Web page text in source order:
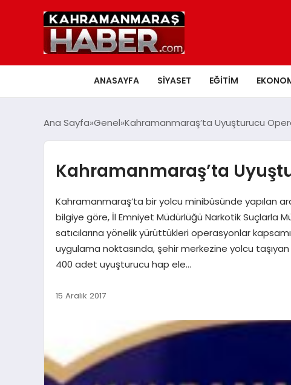
ANASAYFA SIYASET EĞITIM
Ana Sayfa Genel Kahramanmaraş’ta Uyuşturucu
Kahramanmaraş’ta
Kahramanmaraş’ta bir yolcu minibüsünde yapılan
bilgiye göre, İl Emniyet Müdürlüğü Narkotik Suçlarla
satıcılarına yönelik yürüttükleri operasyonlar
uygulama noktasında, şehir merkezine yolcu
400 adet uyuşturucu hap ele…
15 Aralık 2017